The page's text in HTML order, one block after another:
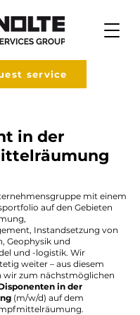
service
in der
mit einem
auf den Gebieten
Instandsetzung von
Geophysik und
und -logistik. Wir
weiter – aus diesem
wir zum nächstmöglichen
in der
(m/w/d) auf dem